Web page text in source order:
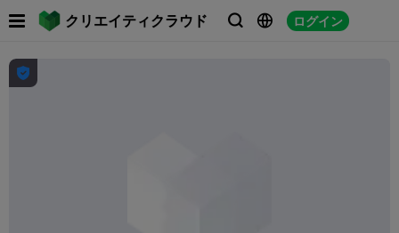
クリエイティクラウド   ログイン
